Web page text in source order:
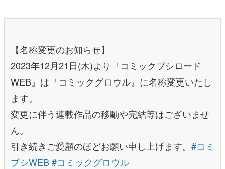
【名称変更のお知らせ】
2023年12月21日(木)より『コミックブシロード
WEB』​は『コミックグロウル』に名称​変更いたし
ます。
変更に伴う連載作品の移動や完結等はございませ
ん。
引き続きご愛顧のほどお願い申し上げます。 #コミ
ブシWEB#コミックグロウル